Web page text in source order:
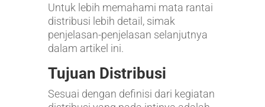
Untuk lebih memahami mata rantai
distribusi lebih detail, simak
penjelasan-penjelasan selanjutnya
dalam artikel ini.
Tujuan Distribusi
Sesuai dengan definisi dari kegiatan